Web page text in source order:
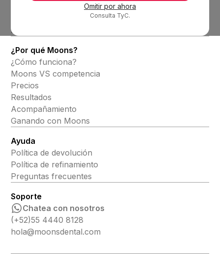
Omitir por ahora
Consulta TyC.
Alineadores invisibles
¿Por qué Moons?
¿Cómo funciona?
Moons VS competencia
Precios
Resultados
Acompañamiento
Ganando con Moons
Ayuda
Política de devolución
Política de refinamiento
Preguntas frecuentes
Soporte
Chatea con nosotros
(+52)55 4440 8128
hola@moonsdental.com